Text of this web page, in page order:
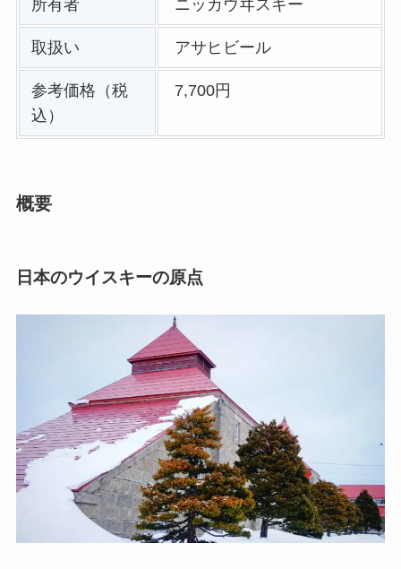
所有者 ニッカウヰスキー
取扱い アサヒビール
参考価格（税
込）
7,700円
概要
日本のウイスキーの原点